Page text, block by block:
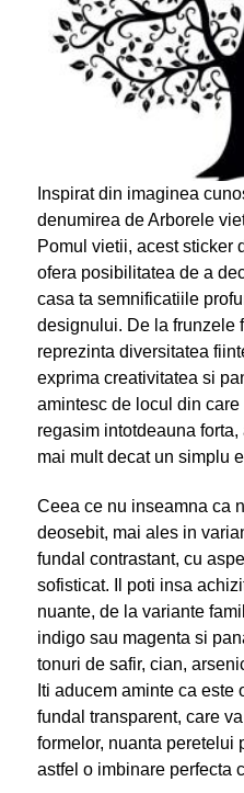
Inspirat din imaginea
denumirea de Arborele
Pomul vietii, acest sticker
ofera posibilitatea de a
casa ta semnificatiile
designului. De la frunzele
reprezinta diversitatea
exprima creativitatea si
amintesc de locul din
regasim intotdeauna
mai mult decat un simplu
Ceea ce nu inseamna ca
deosebit, mai ales in
fundal contrastant, cu
sofisticat. Il poti insa
nuante, de la variante
indigo sau magenta si
tonuri de safir, cian,
Iti aducem aminte ca este
fundal transparent, care
formelor, nuanta peretelui
astfel o imbinare perfecta